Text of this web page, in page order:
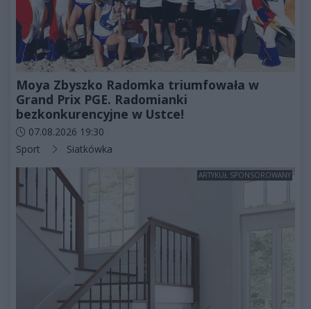
Moya Zbyszko Radomka triumfowała w
Grand Prix PGE. Radomianki
bezkonkurencyjne w Ustce!
Data dodania artykułu:
07.08.2026 19:30
Kategorie artykułu:
Sport Siatkówka
ARTYKUŁ SPONSOROWANY